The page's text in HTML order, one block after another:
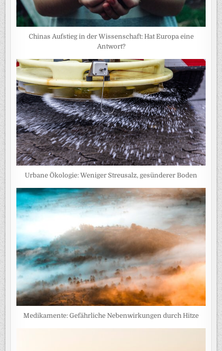
Chinas Aufstieg in der Wissenschaft: Hat Europa eine
Antwort?
Urbane Ökologie: Weniger Streusalz, gesünderer Boden
Medikamente: Gefährliche Nebenwirkungen durch Hitze